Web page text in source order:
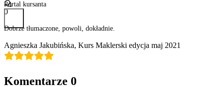
Portal kursanta
0
Dobrze tłumaczone, powoli, dokładnie.
Agnieszka Jakubińska, Kurs Maklerski edycja maj 2021
Komentarze 0